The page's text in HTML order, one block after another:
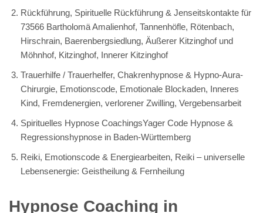
Rückführung, Spirituelle Rückführung & Jenseitskontakte für
73566 Bartholomä Amalienhof, Tannenhöfle, Rötenbach,
Hirschrain, Baerenbergsiedlung, Äußerer Kitzinghof und
Möhnhof, Kitzinghof, Innerer Kitzinghof
Trauerhilfe / Trauerhelfer, Chakrenhypnose & Hypno-Aura-
Chirurgie, Emotionscode, Emotionale Blockaden, Inneres
Kind, Fremdenergien, verlorener Zwilling, Vergebensarbeit
Spirituelles Hypnose CoachingsYager Code Hypnose &
Regressionshypnose in Baden-Württemberg
Reiki, Emotionscode & Energiearbeiten, Reiki – universelle
Lebensenergie: Geistheilung & Fernheilung
Hypnose Coaching in